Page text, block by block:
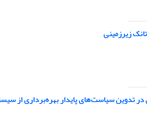
زیرزمینی
در تدوین سیاست‌های پایدار بهره‌برداری از